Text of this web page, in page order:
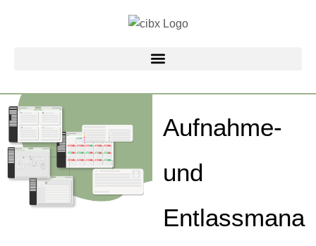
Aufnahme-
und
Entlassmana